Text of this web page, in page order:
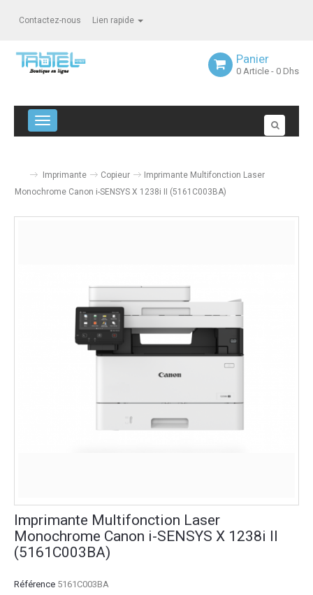
Contactez-nous Lien rapide
Panier
0 Article - 0 Dhs
Navigation bascule
Imprimante Copieur
Imprimante Multifonction Laser
Monochrome Canon i-SENSYS X 1238i II (5161C003BA)
Imprimante Multifonction Laser
Monochrome Canon i-SENSYS X 1238i II
(5161C003BA)
Référence 5161C003BA